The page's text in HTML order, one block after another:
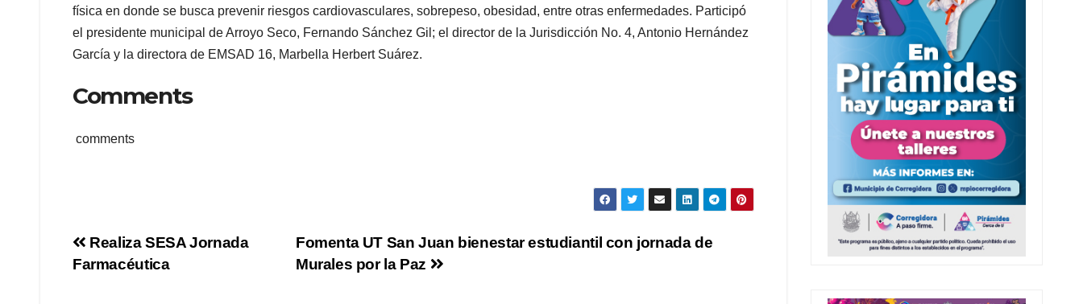
física en donde se busca prevenir riesgos cardiovasculares, sobrepeso, obesidad, entre otras enfermedades. Participó
el presidente municipal de Arroyo Seco, Fernando Sánchez Gil; el director de la Jurisdicción No. 4, Antonio Hernández
García y la directora de EMSAD 16, Marbella Herbert Suárez.
Comments
comments
Navegación
Fomenta UT San Juan bienestar estudiantil con jornada de
Murales por la Paz
Realiza SESA Jornada
Farmacéutica